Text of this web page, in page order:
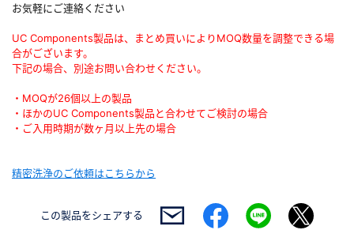
お気軽にご連絡ください
UC Components製品は、まとめ買いによりMOQ数量を調整できる場
合がございます。
下記の場合、別途お問い合わせください。
・MOQが26個以上の製品
・ほかのUC Components製品と合わせてご検討の場合
・ご入用時期が数ヶ月以上先の場合
精密洗浄のご依頼はこちらから
この製品をシェアする